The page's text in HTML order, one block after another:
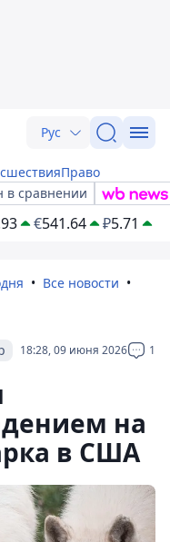
Рус
Право
в сравнении
€541.64 ₽5.71
Все новости
18:28, 09 июня 2026 1
на
в США